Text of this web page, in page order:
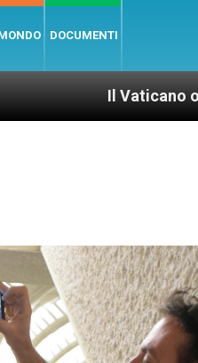
DOCUMENTI
offre 20 punti per